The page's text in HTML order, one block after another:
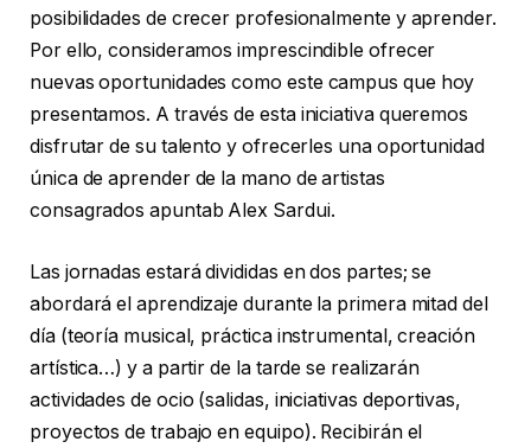
posibilidades de crecer profesionalmente y aprender.
Por ello, consideramos imprescindible ofrecer
nuevas oportunidades como este campus que hoy
presentamos. A través de esta iniciativa queremos
disfrutar de su talento y ofrecerles una oportunidad
única de aprender de la mano de artistas
consagrados apuntab Alex Sardui.
Las jornadas estará divididas en dos partes; se
abordará el aprendizaje durante la primera mitad del
día (teoría musical, práctica instrumental, creación
artística…) y a partir de la tarde se realizarán
actividades de ocio (salidas, iniciativas deportivas,
proyectos de trabajo en equipo). Recibirán el